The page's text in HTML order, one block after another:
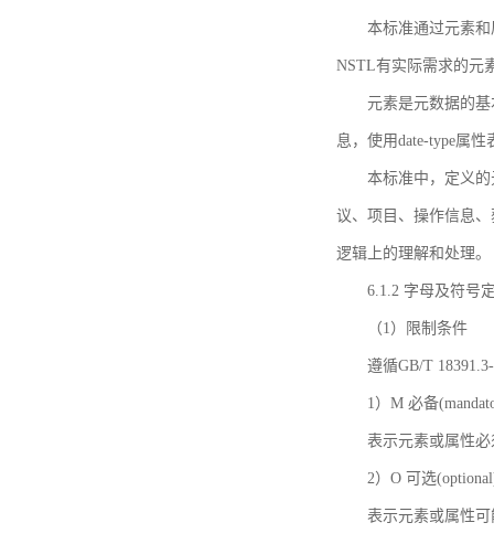
本标准通过元素
NSTL有实际需求的元
元素是元数据的
息，使用date-type属
本标准中，定义
议、项目、操作信息
逻辑上的理解和处理。
6.1.2 字母及符号
（1）限制条件
遵循GB/T
1）M 必备
表示元素或属性
2）O 可选
表示元素或属性